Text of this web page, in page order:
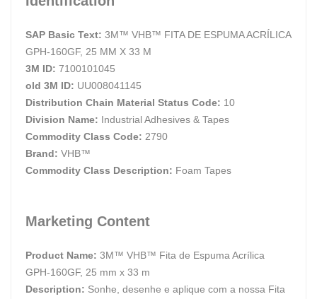
SAP Basic Text: 3M™ VHB™ FITA DE ESPUMA ACRÍLICA
GPH-160GF, 25 MM X 33 M
3M ID: 7100101045
old 3M ID: UU008041145
Distribution Chain Material Status Code: 10
Division Name: Industrial Adhesives & Tapes
Commodity Class Code: 2790
Brand: VHB™
Commodity Class Description: Foam Tapes
Marketing Content
Product Name: 3M™ VHB™ Fita de Espuma Acrílica
GPH-160GF, 25 mm x 33 m
Description: Sonhe, desenhe e aplique com a nossa Fita